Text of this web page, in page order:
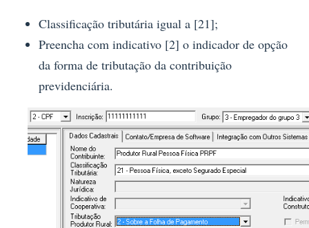
Classificação tributária igual a [21];
Preencha com indicativo [2] o indicador de opção
da forma de tributação da contribuição
previdenciária.